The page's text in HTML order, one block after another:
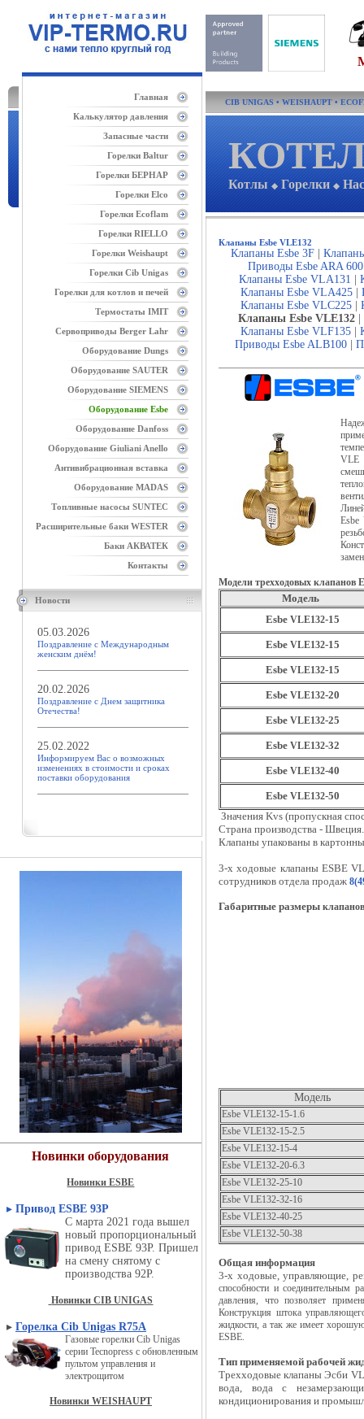
Главная
Калькулятор давления
Запасные части
Горелки Baltur
Горелки БЕРНАР
Горелки Elco
Горелки Ecoflam
Горелки RIELLO
Горелки Weishaupt
Горелки Cib Unigas
Горелки для котлов и печей
Термостаты IMIT
Сервоприводы Berger Lahr
Оборудование Dungs
Оборудование SAUTER
Оборудование SIEMENS
Оборудование Esbe
Оборудование Danfoss
Оборудование Giuliani Anello
Антивибрационная вставка
Оборудование MADAS
Топливные насосы SUNTEC
Расширительные баки WESTER
Баки АКВАТЕК
Контакты
Новости
05.03.2026
Поздравление с Международным
женским днём!
20.02.2026
Поздравление с Днем защитника
Отечества!
25.02.2022
Информируем Вас о возможных
изменениях в стоимости и сроках
поставки оборудования
Новинки оборудования
Новинки ESBE
▸ Привод ESBE 93P
С марта 2021 года вышел
новый пропорциональный
привод ESBE 93P. Пришел
на смену снятому с
производства 92P.
Новинки CIB UNIGAS
▸ Горелка Cib Unigas R75A
Газовые горелки Cib Unigas
серии Tecnopress с обновленным
пультом управления и
электрощитом
Новинки WEISHAUPT
CIB UNIGAS • WEISHAUPT •
Котлы ◆ Горелки ◆
Клапаны Esbe VLE132
Клапаны Esbe 3F
Приводы Esbe ARA 600
Клапаны Esbe VLA131 |
Клапаны Esbe VLA425
Клапаны Esbe VLC225 |
Клапаны Esbe VLE132
Клапаны Esbe VLF135
Приводы Esbe ALB100
VLE
Esbe
Модели трехходовых клапанов
Модель
Esbe VLE132-15
Esbe VLE132-15
Esbe VLE132-15
Esbe VLE132-20
Esbe VLE132-25
Esbe VLE132-32
Esbe VLE132-40
Esbe VLE132-50
Значения Kvs (пропускная
Страна производства - Швеция.
Клапаны упакованы в
3-х ходовые клапаны ESBE
сотрудников отдела продаж
Габаритные размеры
Модель
Esbe VLE132-15-1.6
Esbe VLE132-15-2.5
Esbe VLE132-15-4
Esbe VLE132-20-6.3
Esbe VLE132-25-10
Esbe VLE132-32-16
Esbe VLE132-40-25
Esbe VLE132-50-38
Общая информация
3-х ходовые, управляющие,
способности и соединительным
давления, что позволяет
Конструкция штока
жидкости, а так же имеет
ESBE.
Тип применяемой рабочей
Трехходовые клапаны Эсби
вода, вода с
кондиционирования и